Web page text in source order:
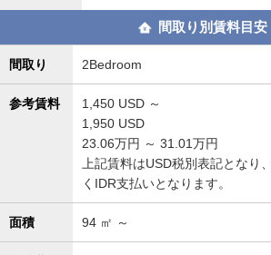
間取り別賃料目安
間取り 2Bedroom
参考賃料 1,450 USD ～
1,950 USD
23.06万円 ～ 31.01万円
上記賃料はUSD税別表記となり
くIDR支払いとなります。
面積 94 ㎡ ～